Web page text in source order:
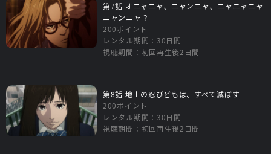
第7話 オニャニャ、ニャンニャ、ニャニャニャ
ニャンニャ？
200ポイント
レンタル期間：30日間
視聴期間：初回再生後2日間
第8話 地上の忍びどもは、すべて滅ぼす
200ポイント
レンタル期間：30日間
視聴期間：初回再生後2日間